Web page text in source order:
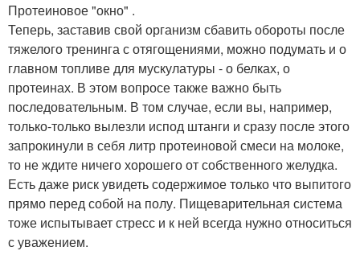
Протеиновое "окно" .
Теперь, заставив свой организм сбавить обороты после
тяжелого тренинга с отягощениями, можно подумать и о
главном топливе для мускулатуры - о белках, о
протеинах. В этом вопросе также важно быть
последовательным. В том случае, если вы, например,
только-только вылезли испод штанги и сразу после этого
запрокинули в себя литр протеиновой смеси на молоке,
то не ждите ничего хорошего от собственного желудка.
Есть даже риск увидеть содержимое только что выпитого
прямо перед собой на полу. Пищеварительная система
тоже испытывает стресс и к ней всегда нужно относиться
с уважением.